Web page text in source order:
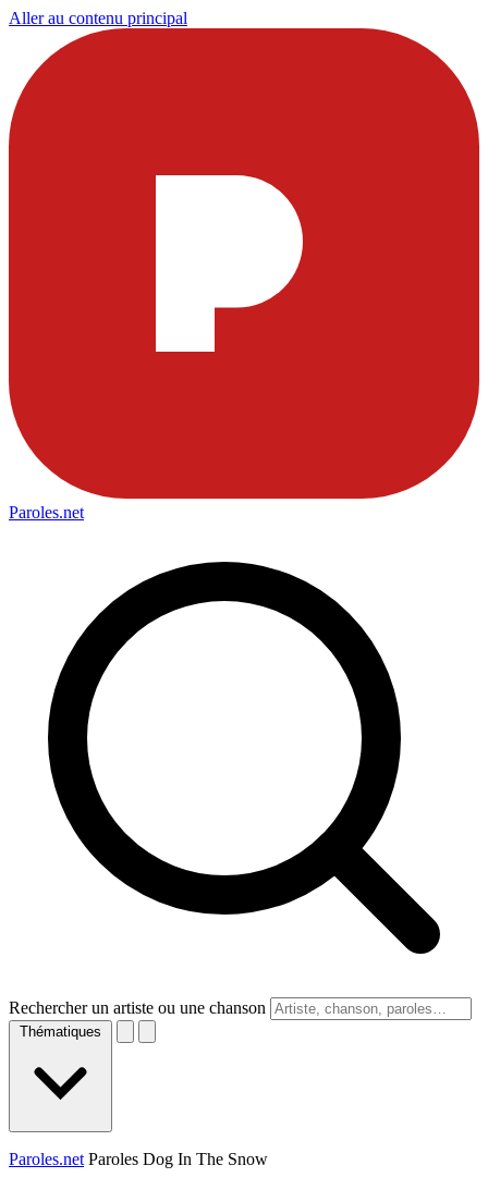
Aller au contenu principal
Paroles.net
Rechercher un artiste ou une chanson
Thématiques
Paroles.net Paroles Dog In The Snow